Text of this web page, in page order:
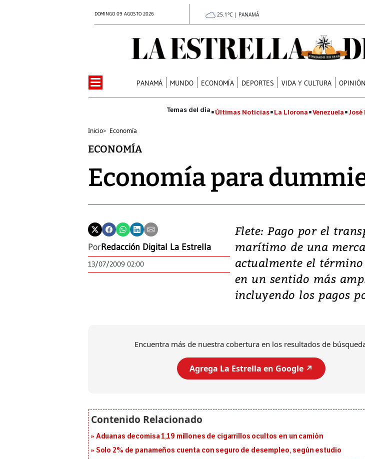
DOMINGO 09 AGOSTO 2026 25.1°C | PANAMÁ
PANAMÁ MUNDO ECONOMÍA DEPORTES VIDA Y CULTURA OPINIÓN
Últimas Noticias La Llorona Venezuela José
Inicio> Economía
ECONOMÍA
Economía para
PorRedacción Digital La Estrella
13/07/2009 02:00
Flete: Pago por el
marítimo de una
actualmente el término
en un sentido más
incluyendo los pagos
Encuentra más de nuestra cobertura en los resultados de
Agrega La Estrella en Google ↗️
Aduanas decomisa 1,19 millones de cigarrillos ocultos en un camión
Solo 2% de panameños cuenta con seguro de desempleo, según estudio
Video: Lula
candidatura con
promesas de
en defensa,
tierras raras
Entre recuerdos y
da Silva, oficializó este
candidatura...